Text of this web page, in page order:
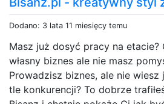
Dodano: 3 lata 11 miesięcy temu
Masz już dosyć pracy na etacie?
własny biznes ale nie masz
Prowadzisz biznes, ale nie wiesz
tle konkurencji? To dobrze